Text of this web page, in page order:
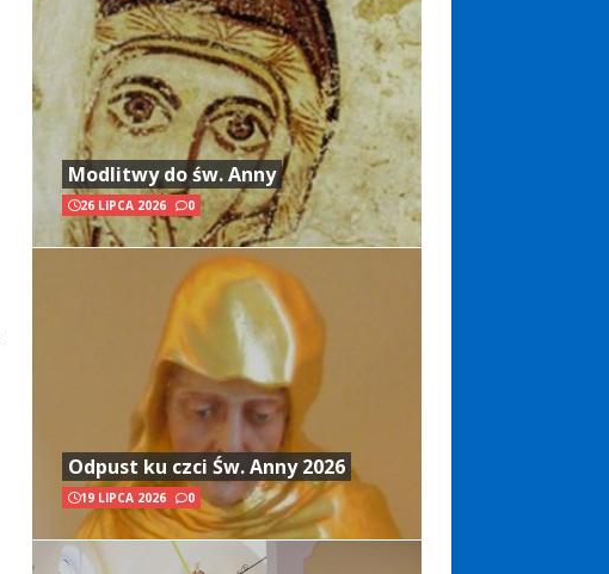
Modlitwy do św. Anny
26 LIPCA 2026 0
Odpust ku czci Św. Anny 2026
19 LIPCA 2026 0